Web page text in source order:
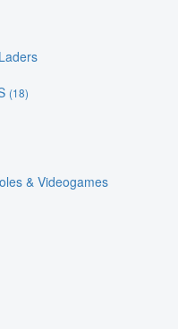
(18)
& Videogames